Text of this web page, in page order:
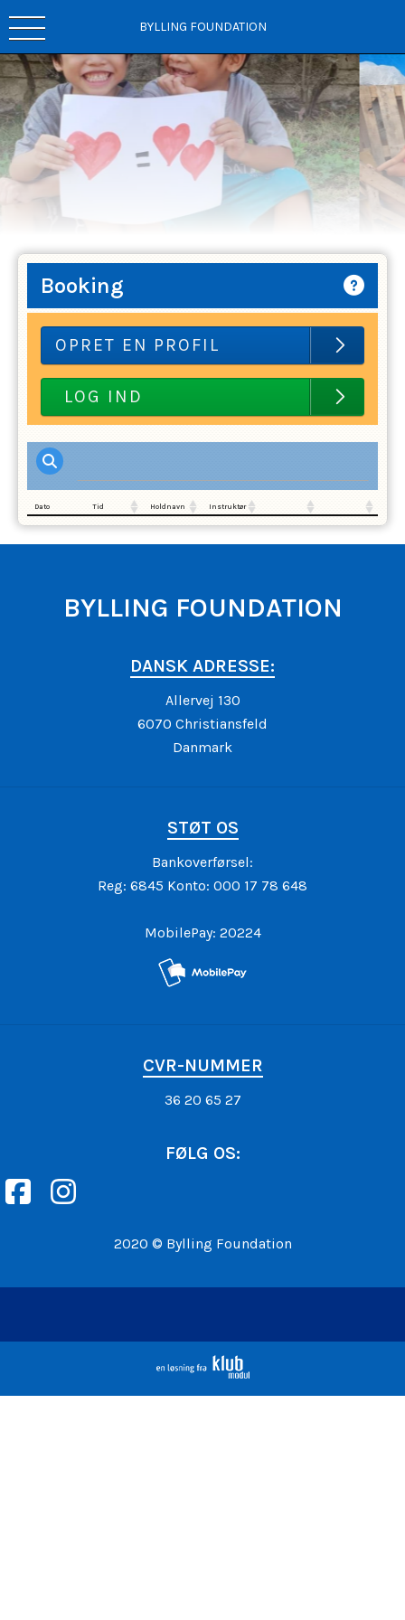
BYLLING FOUNDATION
Booking
OPRET EN PROFIL
Dato Tid Holdnavn Instruktør
BYLLING FOUNDATION
DANSK ADRESSE:
Allervej 130
6070 Christiansfeld
Danmark
STØT OS
Bankoverførsel:
Reg: 6845 Konto: 000 17 78 648
MobilePay: 20224
CVR-NUMMER
36 20 65 27
FØLG OS:
2020 © Bylling Foundation